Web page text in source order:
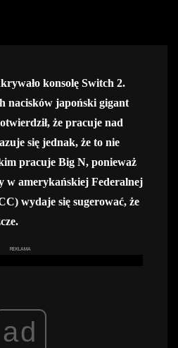
konsolę Switch 2.
nacisków japoński gigant
że pracuje nad
się jednak, że to nie
pracuje Big N, ponieważ
w amerykańskiej Federalnej
wydaje się sugerować, że
REKLAMA
ad